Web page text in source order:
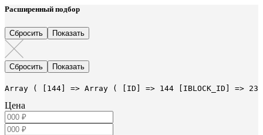
Расширенный подбор
Array ( [144] => Array ( [ID] => 144 [IBLOCK_ID] => 23
Цена